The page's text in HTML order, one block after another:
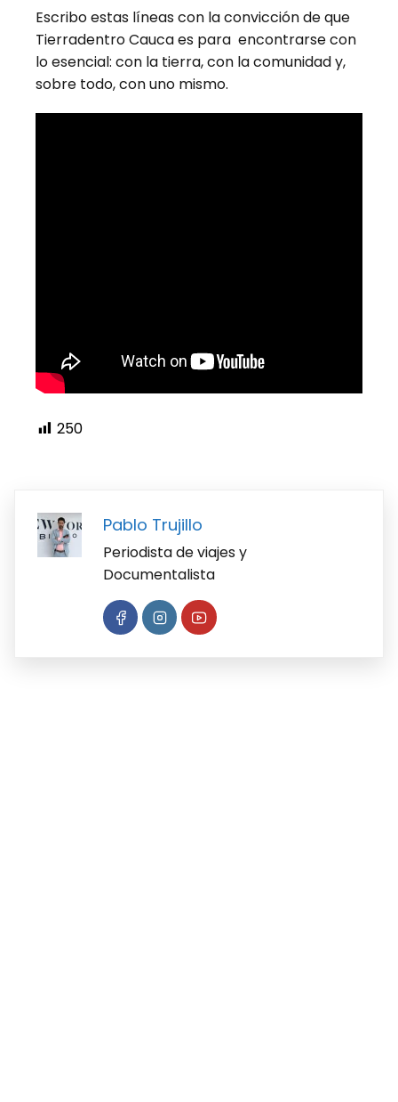
Escribo estas líneas con la convicción de que
Tierradentro Cauca es para encontrarse con
lo esencial: con la tierra, con la comunidad y,
sobre todo, con uno mismo.
250
Pablo Trujillo
Periodista de viajes y
Documentalista